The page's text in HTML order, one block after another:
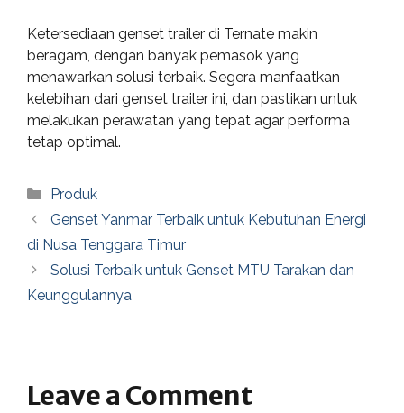
Ketersediaan genset trailer di Ternate makin
beragam, dengan banyak pemasok yang
menawarkan solusi terbaik. Segera manfaatkan
kelebihan dari genset trailer ini, dan pastikan untuk
melakukan perawatan yang tepat agar performa
tetap optimal.
Categories
Produk
Genset Yanmar Terbaik untuk Kebutuhan Energi
di Nusa Tenggara Timur
Solusi Terbaik untuk Genset MTU Tarakan dan
Keunggulannya
Leave a Comment